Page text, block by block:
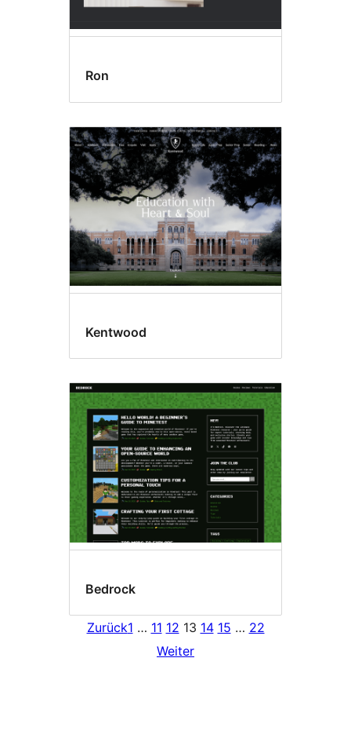
Ron
Kentwood
Bedrock
Zurück1 … 11 12 13 14 15 … 22
Weiter